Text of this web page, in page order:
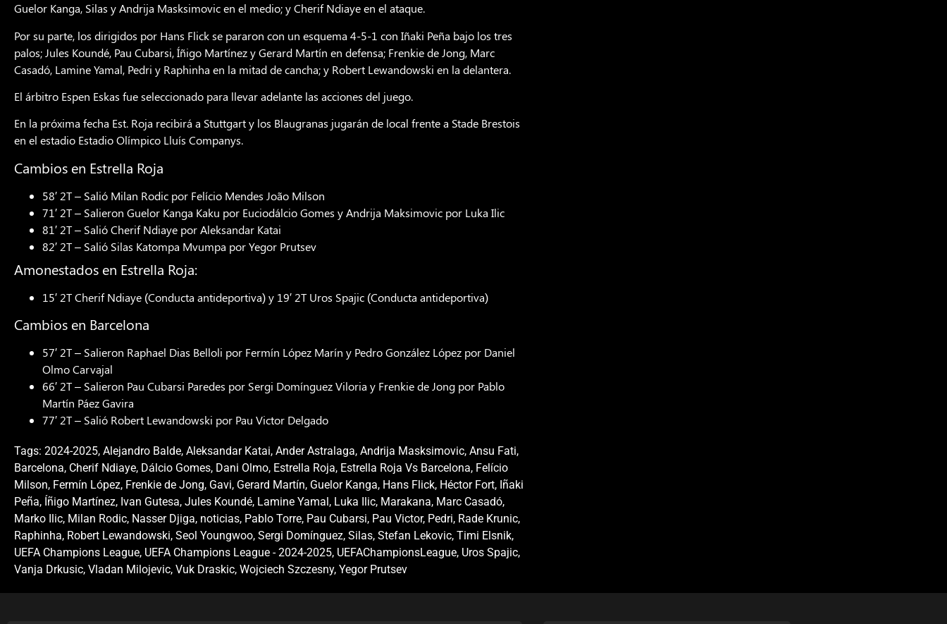
Guelor Kanga, Silas y Andrija Masksimovic en el medio; y Cherif Ndiaye en el ataque.
Por su parte, los dirigidos por Hans Flick se pararon con un esquema 4-5-1 con Iñaki Peña bajo los tres
palos; Jules Koundé, Pau Cubarsi, Íñigo Martínez y Gerard Martín en defensa; Frenkie de Jong, Marc
Casadó, Lamine Yamal, Pedri y Raphinha en la mitad de cancha; y Robert Lewandowski en la delantera.
El árbitro Espen Eskas fue seleccionado para llevar adelante las acciones del juego.
En la próxima fecha Est. Roja recibirá a Stuttgart y los Blaugranas jugarán de local frente a Stade Brestois
en el estadio Estadio Olímpico Lluís Companys.
Cambios en Estrella Roja
58′ 2T – Salió Milan Rodic por Felício Mendes João Milson
71′ 2T – Salieron Guelor Kanga Kaku por Euciodálcio Gomes y Andrija Maksimovic por Luka Ilic
81′ 2T – Salió Cherif Ndiaye por Aleksandar Katai
82′ 2T – Salió Silas Katompa Mvumpa por Yegor Prutsev
Amonestados en Estrella Roja:
15′ 2T Cherif Ndiaye (Conducta antideportiva) y 19′ 2T Uros Spajic (Conducta antideportiva)
Cambios en Barcelona
57′ 2T – Salieron Raphael Dias Belloli por Fermín López Marín y Pedro González López por Daniel
Olmo Carvajal
66′ 2T – Salieron Pau Cubarsi Paredes por Sergi Domínguez Viloria y Frenkie de Jong por Pablo
Martín Páez Gavira
77′ 2T – Salió Robert Lewandowski por Pau Victor Delgado
Tags: 2024-2025, Alejandro Balde, Aleksandar Katai, Ander Astralaga, Andrija Masksimovic, Ansu Fati,
Barcelona, Cherif Ndiaye, Dálcio Gomes, Dani Olmo, Estrella Roja, Estrella Roja Vs Barcelona, Felício
Milson, Fermín López, Frenkie de Jong, Gavi, Gerard Martín, Guelor Kanga, Hans Flick, Héctor Fort, Iñaki
Peña, Íñigo Martínez, Ivan Gutesa, Jules Koundé, Lamine Yamal , Luka Ilic, Marakana, Marc Casadó,
Marko Ilic, Milan Rodic, Nasser Djiga, noticias, Pablo Torre, Pau Cubarsi, Pau Victor, Pedri, Rade Krunic,
Raphinha, Robert Lewandowski, Seol Youngwoo, Sergi Domínguez, Silas, Stefan Lekovic, Timi Elsnik,
UEFA Champions League, UEFA Champions League - 2024-2025, UEFAChampionsLeague, Uros Spajic,
Vanja Drkusic, Vladan Milojevic, Vuk Draskic, Wojciech Szczesny, Yegor Prutsev